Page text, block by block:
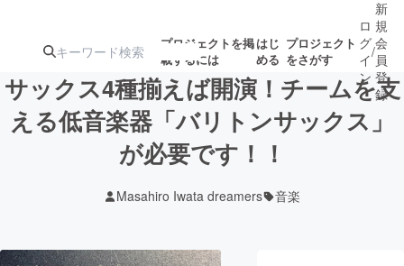
プロジェクトを掲
載するには
はじ
める
プロジェクト
をさがす
注目のリ 注目の新着プロ募集終了が近いプ
ロジェクト
ロ
グ
イ
ン
/
新
規
会
員
登
録
サックス4種揃えば開演！チームを支
える低音楽器「バリトンサックス」
が必要です！！
Masahiro Iwata dreamers 音楽